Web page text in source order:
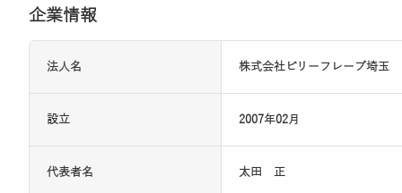
企業情報
法人名 株式会社ビリーフレーブ埼玉
設立 2007年02月
代表者名 太田 正